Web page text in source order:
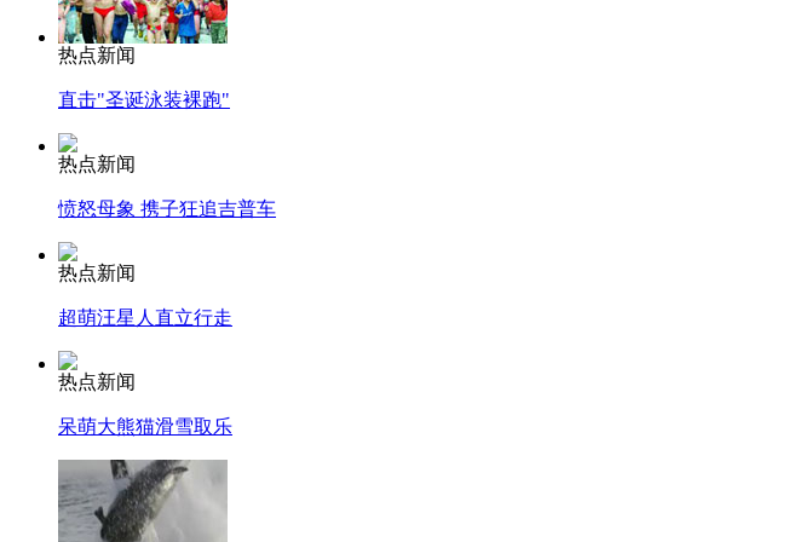
热点新闻
直击"圣诞泳装裸跑"
热点新闻
愤怒母象 携子狂追吉普车
热点新闻
超萌汪星人直立行走
热点新闻
呆萌大熊猫滑雪取乐